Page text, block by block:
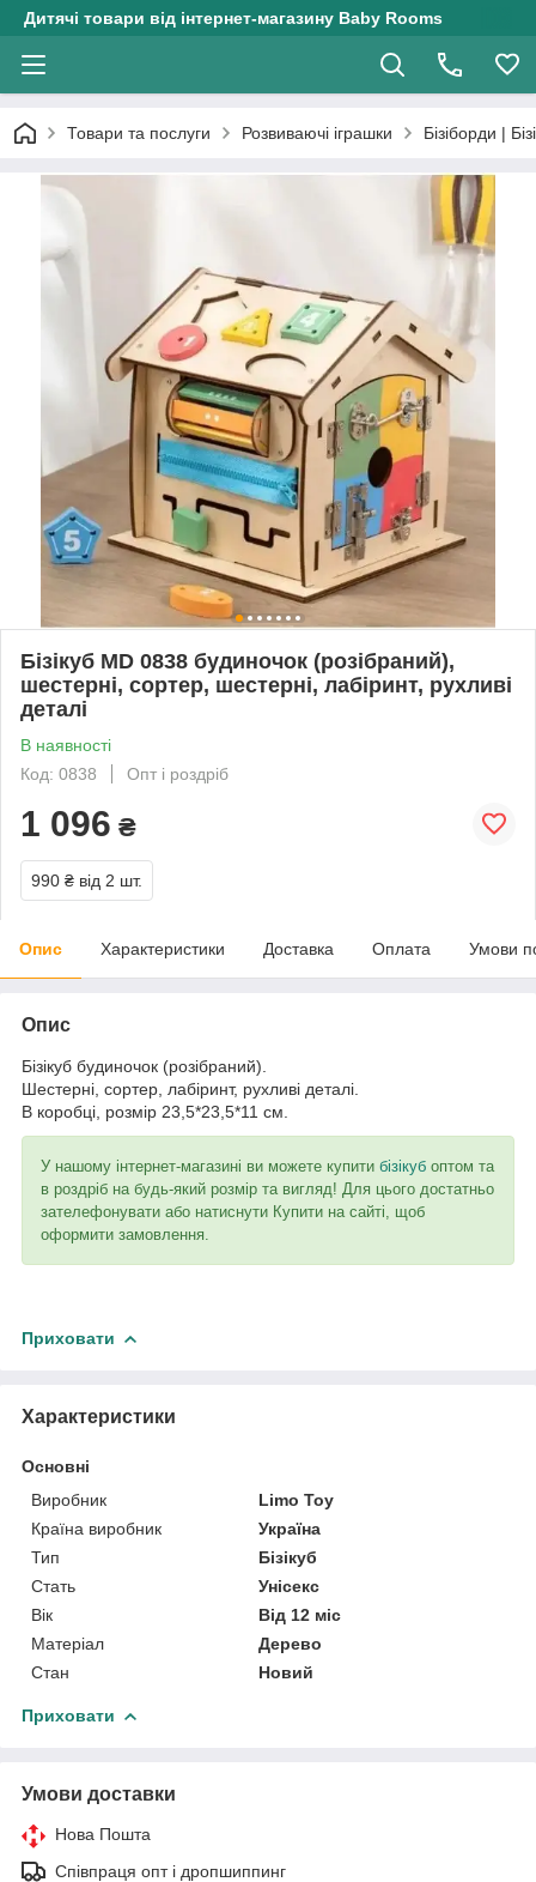
Дитячі товари від інтернет-магазину Baby Rooms
Товари та послуги Розвиваючі іграшки Бізіборди |
Бізікуб MD 0838 будиночок (розібраний),
шестерні, сортер, шестерні, лабіринт, рухливі
деталі
В наявності
Код: 0838
Опт і роздріб
1 096 ₴
990 ₴ від 2 шт.
Опис Характеристики Доставка Оплата Умови
Опис
Бiзiкуб будиночок (розібраний).
Шестерні, сортер, лабіринт, рухливі деталі.
В коробці, розмір 23,5*23,5*11 см.
У нашому інтернет-магазині ви можете купити бізікуб оптом та
в роздріб на будь-який розмір та вигляд! Для цього достатньо
зателефонувати або натиснути Купити на сайті, щоб
оформити замовлення.
Приховати
Характеристики
Основні
Виробник
Limo Toy
Країна виробник
Україна
Тип
Бізікуб
Стать
Унісекс
Вік
Від 12 міс
Матеріал
Дерево
Стан
Новий
Приховати
Умови доставки
Нова Пошта
Співпраця опт і дропшиппинг